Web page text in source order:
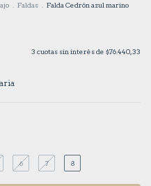
Faldas Falda Cedrón azul marino
3 cuotas sin interés de $76.440,33
6 7 8